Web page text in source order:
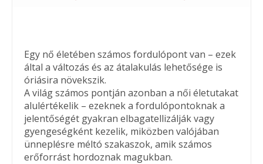
Egy nő életében számos fordulópont van – ezek
által a változás és az átalakulás lehetősége is
óriásira növekszik.
A világ számos pontján azonban a női életutakat
alulértékelik – ezeknek a fordulópontoknak a
jelentőségét gyakran elbagatellizálják vagy
gyengeségként kezelik, miközben valójában
ünneplésre méltó szakaszok, amik számos
erőforrást hordoznak magukban.